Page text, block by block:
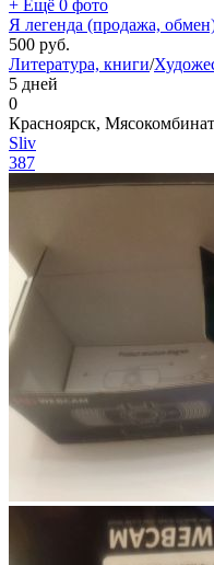
+ Ещё 0 фото
Я легенда (продажа,
500 руб.
Литература, книги/
5 дней
0
Красноярск, Мясокомбинат
Sliv
387